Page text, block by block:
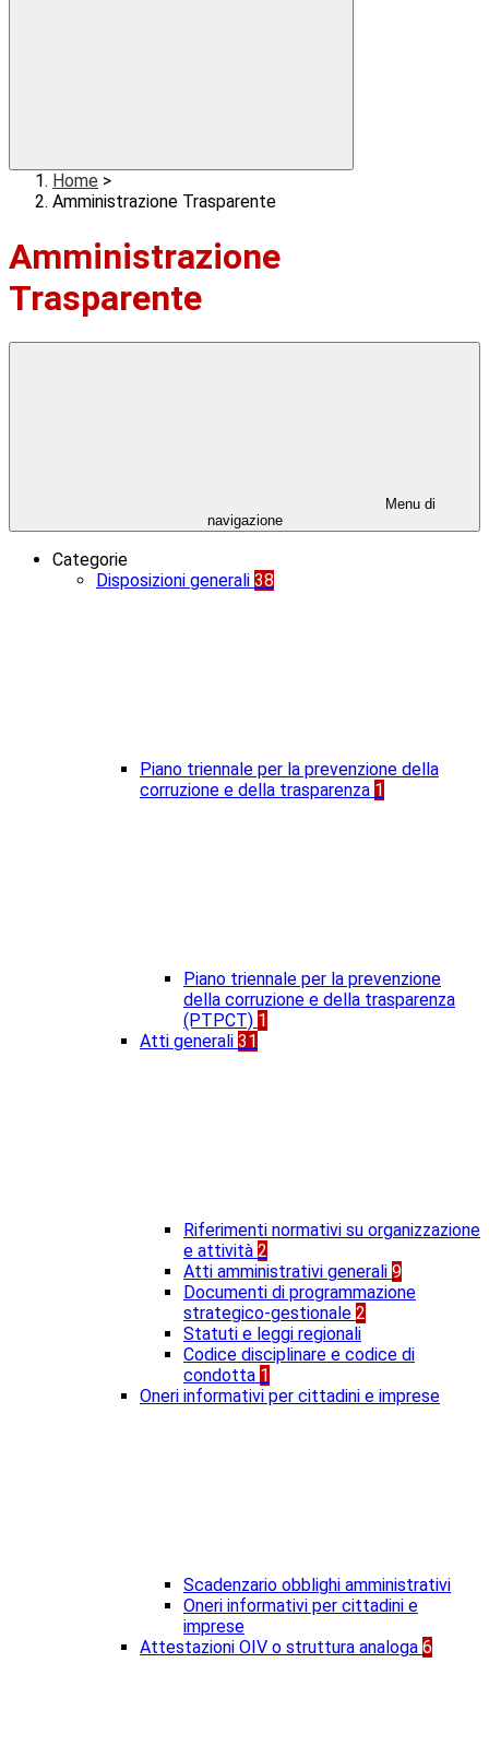
Home >
Amministrazione Trasparente
Amministrazione
Trasparente
Menu di
navigazione
Categorie
Disposizioni generali 38
Piano triennale per la prevenzione della
corruzione e della trasparenza 1
Piano triennale per la prevenzione
della corruzione e della trasparenza
(PTPCT) 1
Atti generali 31
Riferimenti normativi su organizzazione
e attività 2
Atti amministrativi generali 9
Documenti di programmazione
strategico-gestionale 2
Statuti e leggi regionali
Codice disciplinare e codice di
condotta 1
Oneri informativi per cittadini e imprese
Scadenzario obblighi amministrativi
Oneri informativi per cittadini e
imprese
Attestazioni OIV o struttura analoga 6